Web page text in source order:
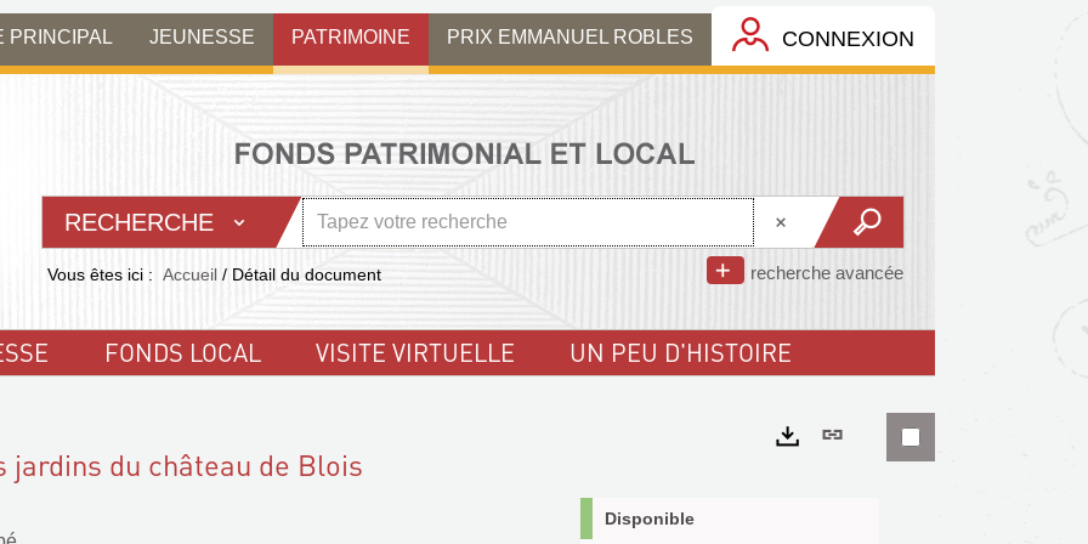
PRINCIPAL JEUNESSE PATRIMOINE PRIX EMMANUEL ROBLES CONNEXION
RECHERCHE
recherche avancée
Vous êtes ici : Accueil / Détail du document
FONDS LOCAL VISITE VIRTUELLE UN PEU D'HISTOIRE
jardins du château de Blois
Lien
Disponible